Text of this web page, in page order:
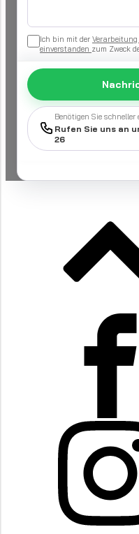
Ich bin mit der
einverstanden zum Zweck
Benötigen Sie schneller
Rufen Sie uns an
26